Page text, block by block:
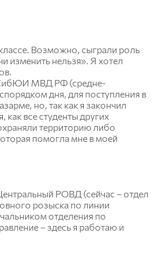
Возможно, сыграли роль
изменить нельзя». Я хотел
СибЮИ МВД РФ (средне-
дня, для поступления в
но, так как я закончил
все студенты других
территорию либо
помогла мне в моей
РОВД (сейчас – отдел
розыска по линии
отделения по
– здесь я работаю и